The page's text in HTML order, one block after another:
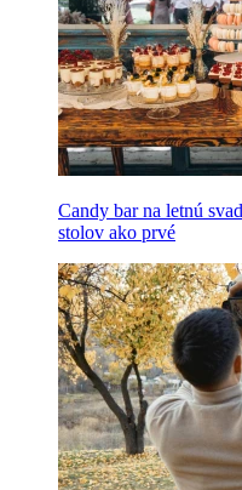
Candy bar na letnú
stolov ako prvé